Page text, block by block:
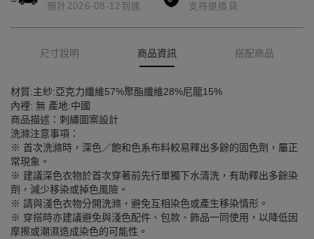
預計2026-08-12到達
支持退換貨
尺寸說明 商品資訊 搭配商品
材質:主紗:亞克力纖維57%聚酯纖維28%尼龍15%
內裡: 無 產地:中國
商品描述：刺繡圖案設計
洗滌注意事項：
※ 首次洗滌時，深色／飽和色系布料較易釋出多餘的固色劑，屬正
常現象。
※ 建議深色衣物於首次穿著前先行單獨下水清洗，有助釋出多餘染
劑，減少移染或掉色風險。
※ 請與淺色衣物分開洗滌，避免互相染色或產生移染情形。
※ 穿搭時亦建議避免與淺色配件、包款、飾品一同使用，以降低因
摩擦或潮濕造成染色的可能性。